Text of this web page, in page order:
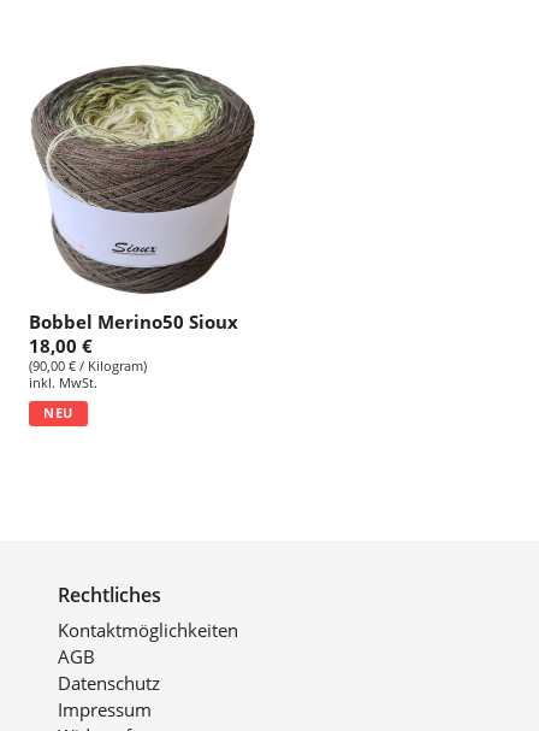
Bobbel Merino50 Sioux
18,00 €
(90,00 € / Kilogram)
inkl. MwSt.
NEU
Rechtliches
Kontaktmöglichkeiten
AGB
Datenschutz
Impressum